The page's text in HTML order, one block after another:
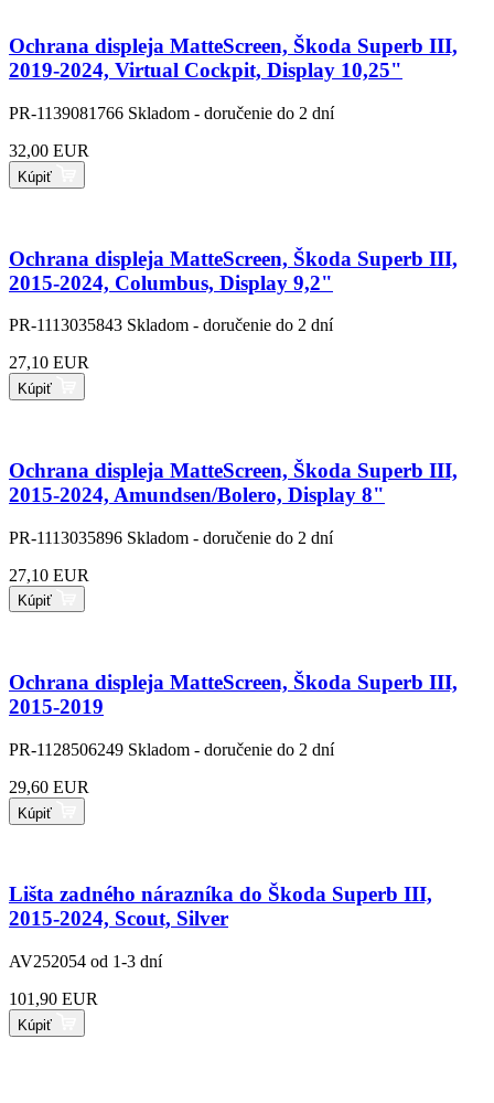
Ochrana displeja MatteScreen, Škoda Superb III,
2019-2024, Virtual Cockpit, Display 10,25"
PR-1139081766 Skladom - doručenie do 2 dní
32,00 EUR
Kúpiť
Ochrana displeja MatteScreen, Škoda Superb III,
2015-2024, Columbus, Display 9,2"
PR-1113035843 Skladom - doručenie do 2 dní
27,10 EUR
Kúpiť
Ochrana displeja MatteScreen, Škoda Superb III,
2015-2024, Amundsen/Bolero, Display 8"
PR-1113035896 Skladom - doručenie do 2 dní
27,10 EUR
Kúpiť
Ochrana displeja MatteScreen, Škoda Superb III,
2015-2019
PR-1128506249 Skladom - doručenie do 2 dní
29,60 EUR
Kúpiť
Lišta zadného nárazníka do Škoda Superb III,
2015-2024, Scout, Silver
AV252054 od 1-3 dní
101,90 EUR
Kúpiť